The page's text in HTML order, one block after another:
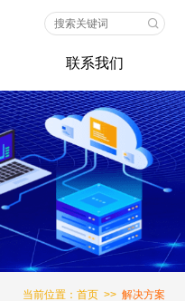
联系我们
当前位置： 首页 >> 解决方案